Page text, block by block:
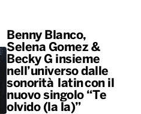
Benny Blanco,
Selena Gomez &
Becky G insieme
nell’universo dalle
sonorità latin con il
nuovo singolo “Te
olvido (la la)”